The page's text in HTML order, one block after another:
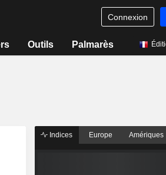
Connexion
Outils Palmarès
Indices Europe Amériques